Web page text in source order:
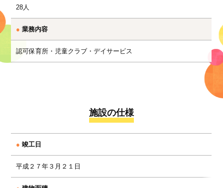
28人
● 業務内容
認可保育所・児童クラブ・デイサービス
施設の仕様
● 竣工日
平成２７年３月２１日